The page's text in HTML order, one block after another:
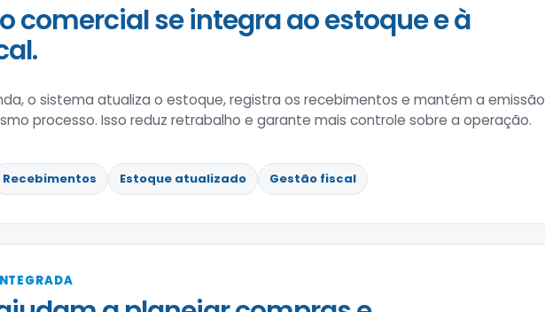
comercial se integra ao estoque e à
o sistema atualiza o estoque, registra os recebimentos e mantém a emissão
processo. Isso reduz retrabalho e garante mais controle sobre a operação.
Recebimentos Estoque atualizado Gestão fiscal